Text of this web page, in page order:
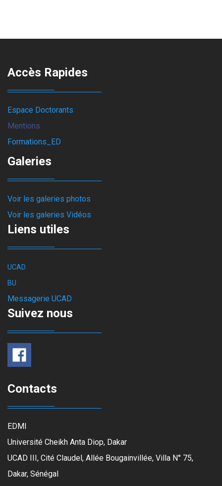
Accès Rapides
Espace Doctorants
Mentions
Formations_ED
Galeries
Voir les galeries photos
Voir les galeries Vidéos
Liens utiles
UCAD
BU
Messagerie UCAD
Suivez nous
Contacts
EDMI
Université Cheikh Anta Diop, Dakar
UCAD III, Cité Claudel, Allée Bougainvillée, Villa N° 75,
Dakar, Sénégal